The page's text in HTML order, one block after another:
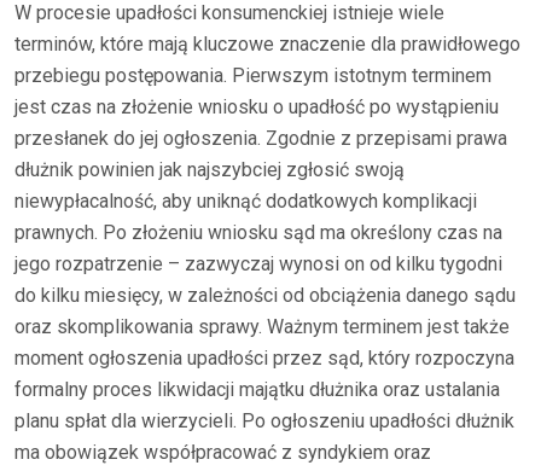
W procesie upadłości konsumenckiej istnieje wiele
terminów, które mają kluczowe znaczenie dla prawidłowego
przebiegu postępowania. Pierwszym istotnym terminem
jest czas na złożenie wniosku o upadłość po wystąpieniu
przesłanek do jej ogłoszenia. Zgodnie z przepisami prawa
dłużnik powinien jak najszybciej zgłosić swoją
niewypłacalność, aby uniknąć dodatkowych komplikacji
prawnych. Po złożeniu wniosku sąd ma określony czas na
jego rozpatrzenie – zazwyczaj wynosi on od kilku tygodni
do kilku miesięcy, w zależności od obciążenia danego sądu
oraz skomplikowania sprawy. Ważnym terminem jest także
moment ogłoszenia upadłości przez sąd, który rozpoczyna
formalny proces likwidacji majątku dłużnika oraz ustalania
planu spłat dla wierzycieli. Po ogłoszeniu upadłości dłużnik
ma obowiązek współpracować z syndykiem oraz